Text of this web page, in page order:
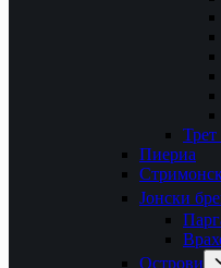
Трет
Пиериа
Јонски
Острови